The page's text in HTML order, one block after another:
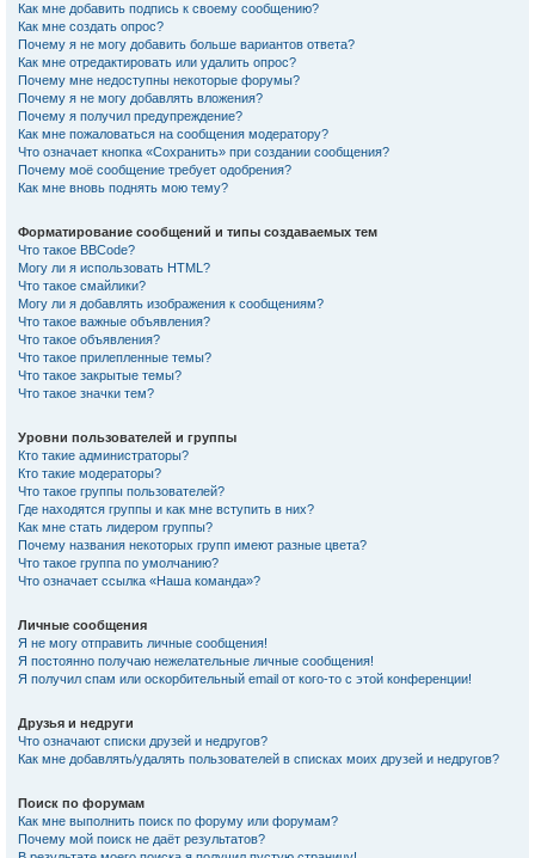
Как мне добавить подпись к своему сообщению?
Как мне создать опрос?
Почему я не могу добавить больше вариантов ответа?
Как мне отредактировать или удалить опрос?
Почему мне недоступны некоторые форумы?
Почему я не могу добавлять вложения?
Почему я получил предупреждение?
Как мне пожаловаться на сообщения модератору?
Что означает кнопка «Сохранить» при создании сообщения?
Почему моё сообщение требует одобрения?
Как мне вновь поднять мою тему?
Форматирование сообщений и типы создаваемых тем
Что такое BBCode?
Могу ли я использовать HTML?
Что такое смайлики?
Могу ли я добавлять изображения к сообщениям?
Что такое важные объявления?
Что такое объявления?
Что такое прилепленные темы?
Что такое закрытые темы?
Что такое значки тем?
Уровни пользователей и группы
Кто такие администраторы?
Кто такие модераторы?
Что такое группы пользователей?
Где находятся группы и как мне вступить в них?
Как мне стать лидером группы?
Почему названия некоторых групп имеют разные цвета?
Что такое группа по умолчанию?
Что означает ссылка «Наша команда»?
Личные сообщения
Я не могу отправить личные сообщения!
Я постоянно получаю нежелательные личные сообщения!
Я получил спам или оскорбительный email от кого-то с этой конференции!
Друзья и недруги
Что означают списки друзей и недругов?
Как мне добавлять/удалять пользователей в списках моих друзей и недругов?
Поиск по форумам
Как мне выполнить поиск по форуму или форумам?
Почему мой поиск не даёт результатов?